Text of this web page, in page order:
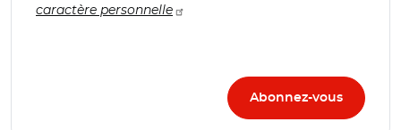
caractère personnelle